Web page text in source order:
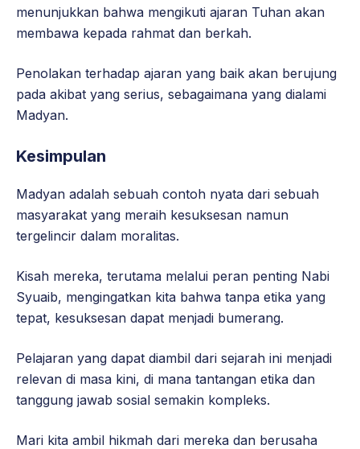
menunjukkan bahwa mengikuti ajaran Tuhan akan
membawa kepada rahmat dan berkah.
Penolakan terhadap ajaran yang baik akan berujung
pada akibat yang serius, sebagaimana yang dialami
Madyan.
Kesimpulan
Madyan adalah sebuah contoh nyata dari sebuah
masyarakat yang meraih kesuksesan namun
tergelincir dalam moralitas.
Kisah mereka, terutama melalui peran penting Nabi
Syuaib, mengingatkan kita bahwa tanpa etika yang
tepat, kesuksesan dapat menjadi bumerang.
Pelajaran yang dapat diambil dari sejarah ini menjadi
relevan di masa kini, di mana tantangan etika dan
tanggung jawab sosial semakin kompleks.
Mari kita ambil hikmah dari mereka dan berusaha